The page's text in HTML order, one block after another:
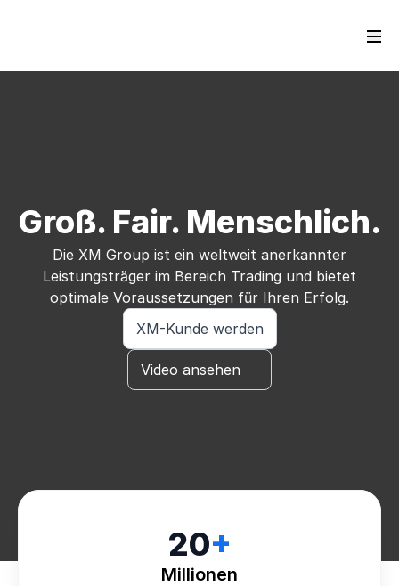
Groß. Fair. Menschlich.
Die XM Group ist ein weltweit anerkannter
Leistungsträger im Bereich Trading und bietet
optimale Voraussetzungen für Ihren Erfolg.
XM-Kunde werden
Video ansehen
20+
Millionen